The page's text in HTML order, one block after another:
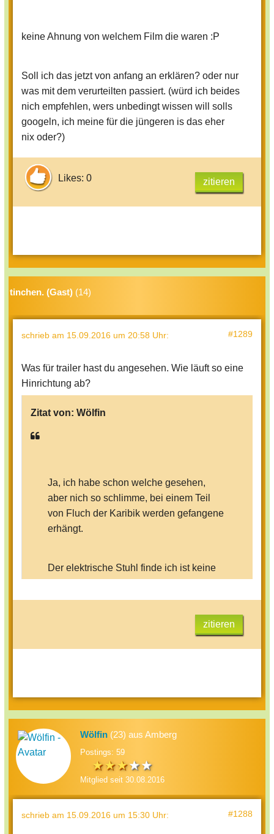
keine Ahnung von welchem Film die waren :P
Soll ich das jetzt von anfang an erklären? oder nur
was mit dem verurteilten passiert. (würd ich beides
nich empfehlen, wers unbedingt wissen will solls
googeln, ich meine für die jüngeren is das eher
nix oder?)
Likes: 0 zitieren
tinchen. (Gast) (14)
schrieb am 15.09.2016 um 20:58 Uhr: #1289
Was für trailer hast du angesehen. Wie läuft so eine
Hinrichtung ab?
Zitat von: Wölfin
Ja, ich habe schon welche gesehen,
aber nich so schlimme, bei einem Teil
von Fluch der Karibik werden gefangene
erhängt.
Der elektrische Stuhl finde ich ist keine
manche trailer gesehen und da hat man
gesehen wie einer dadrauf sas, is mega
zitieren
Wölfin (23) aus Amberg
Postings: 59
Mitglied seit 30.08.2016
schrieb am 15.09.2016 um 15:30 Uhr: #1288